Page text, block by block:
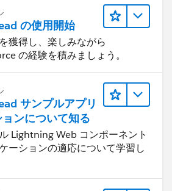
の使用開始
獲得し、楽しみながら
の経験を積みましょう。
サンプルアプリ
ンについて知る
Lightning Web コンポーネント
ーションの適応について学習し